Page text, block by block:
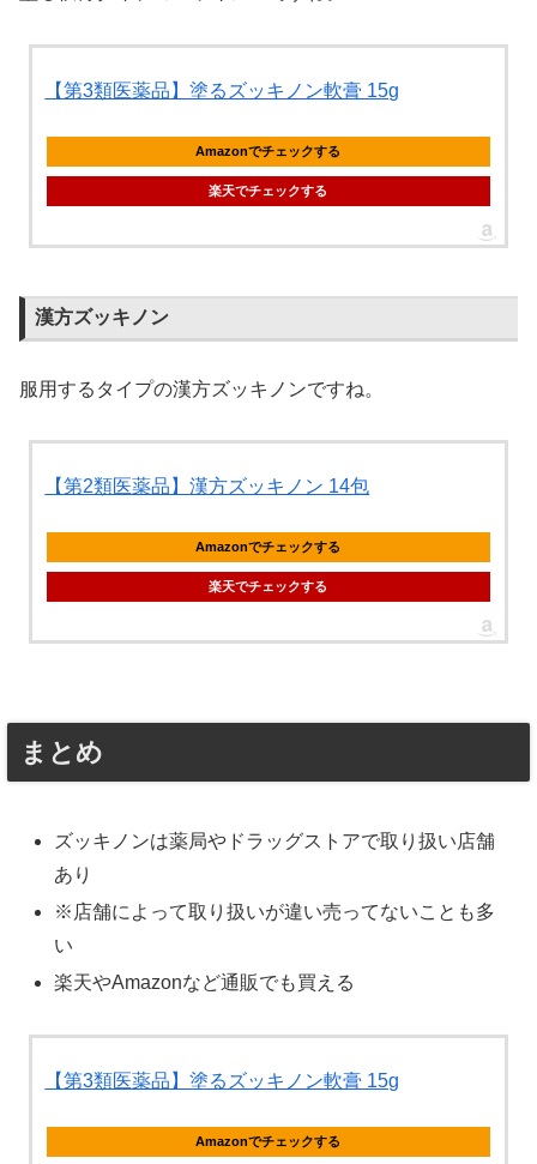
【第3類医薬品】塗るズッキノン軟膏 15g
Amazonでチェックする
楽天でチェックする
漢方ズッキノン
服用するタイプの漢方ズッキノンですね。
【第2類医薬品】漢方ズッキノン 14包
Amazonでチェックする
楽天でチェックする
まとめ
ズッキノンは薬局やドラッグストアで取り扱い店舗
あり
※店舗によって取り扱いが違い売ってないことも多
い
楽天やAmazonなど通販でも買える
【第3類医薬品】塗るズッキノン軟膏 15g
Amazonでチェックする